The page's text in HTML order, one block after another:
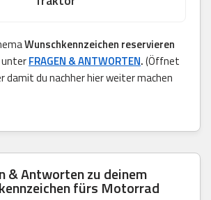
Wunschkennzeichen reservieren
FRAGEN & ANTWORTEN.(Öffnet
damit du nachher hier weiter machen
& Antworten zu deinem
fürs Motorrad